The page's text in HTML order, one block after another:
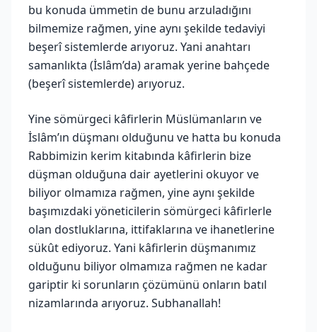
bu konuda ümmetin de bunu arzuladığını
bilmemize rağmen, yine aynı şekilde tedaviyi
beşerî sistemlerde arıyoruz. Yani anahtarı
samanlıkta (İslâm’da) aramak yerine bahçede
(beşerî sistemlerde) arıyoruz.
Yine sömürgeci kâfirlerin Müslümanların ve
İslâm’ın düşmanı olduğunu ve hatta bu konuda
Rabbimizin kerim kitabında kâfirlerin bize
düşman olduğuna dair ayetlerini okuyor ve
biliyor olmamıza rağmen, yine aynı şekilde
başımızdaki yöneticilerin sömürgeci kâfirlerle
olan dostluklarına, ittifaklarına ve ihanetlerine
sükût ediyoruz. Yani kâfirlerin düşmanımız
olduğunu biliyor olmamıza rağmen ne kadar
gariptir ki sorunların çözümünü onların batıl
nizamlarında arıyoruz. Subhanallah!